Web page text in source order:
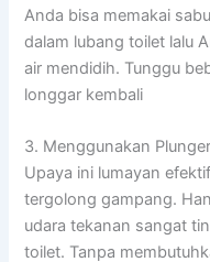
Anda bisa memakai
dalam lubang toilet lalu
air mendidih. Tunggu
longgar kembali
3. Menggunakan Plunger
Upaya ini lumayan
tergolong gampang.
udara tekanan sangat
toilet. Tanpa